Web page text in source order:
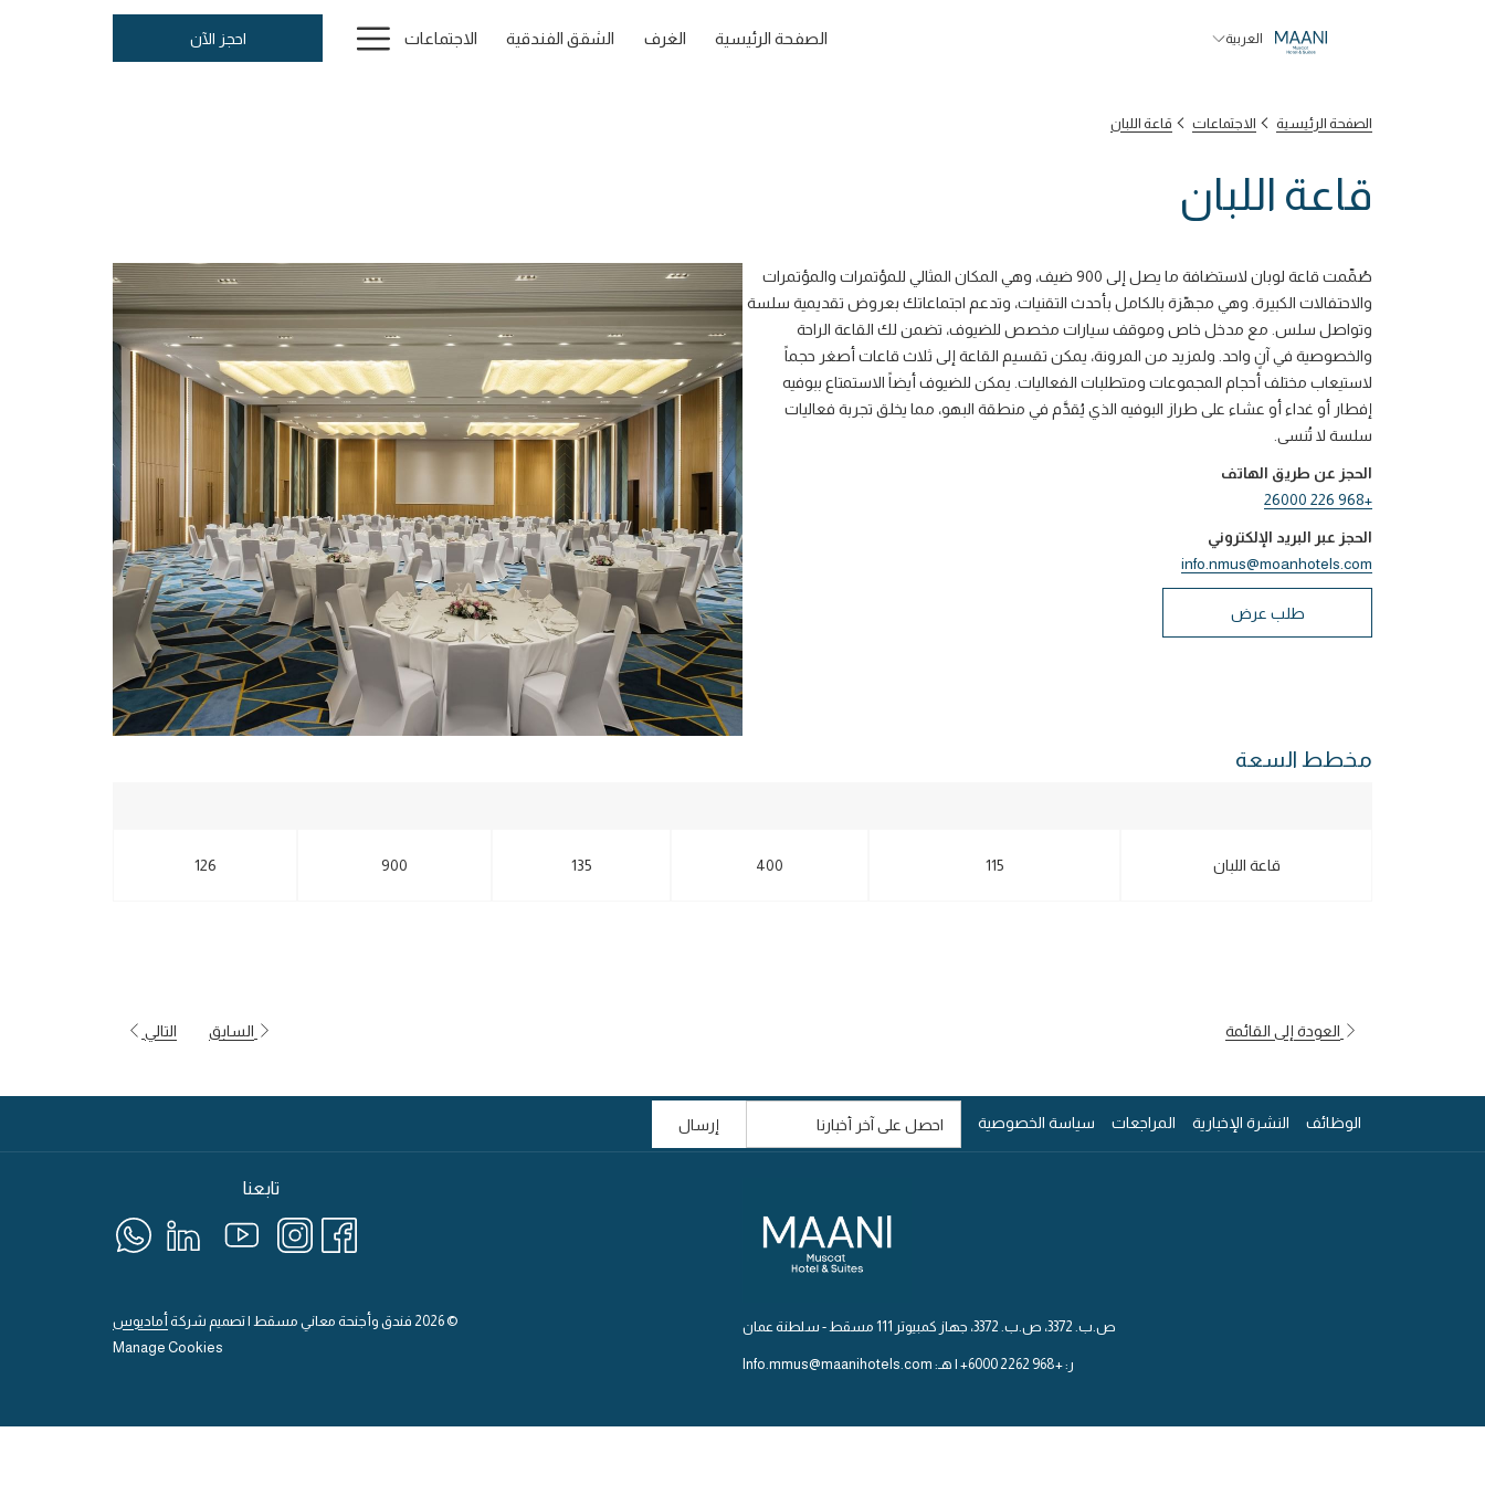
العربية الصفحة الرئيسية الغرف الشقق الفندقية الاجتماعات Hamburger
Menu
احجز الآن
الصفحة الرئيسية الاجتماعات قاعة اللبان
قاعة اللبان
صُمِّمت قاعة لوبان لاستضافة ما يصل إلى 900 ضيف، وهي المكان المثالي للمؤتمرات والمؤتمرات
والاحتفالات الكبيرة. وهي مجهّزة بالكامل بأحدث التقنيات، وتدعم اجتماعاتك بعروض تقديمية سلسة
وتواصل سلس. مع مدخل خاص وموقف سيارات مخصص للضيوف، تضمن لك القاعة الراحة
والخصوصية في آنٍ واحد. ولمزيد من المرونة، يمكن تقسيم القاعة إلى ثلاث قاعات أصغر حجماً
لاستيعاب مختلف أحجام المجموعات ومتطلبات الفعاليات. يمكن للضيوف أيضاً الاستمتاع ببوفيه
إفطار أو غداء أو عشاء على طراز البوفيه الذي يُقدَّم في منطقة البهو، مما يخلق تجربة فعاليات
سلسة لا تُنسى.
الحجز عن طريق الهاتف
+968 226 26000
الحجز عبر البريد الإلكتروني
info.nmus@moanhotels.com
طلب عرض
مخطط السعة
قاعة اللبان 115
400
135
900
126
العودة إلى القائمة السابق التالي
الوظائف النشرة الإخبارية المراجعاتيفتح
في
سياسة الخصوصية إرسال
تابعنا
©
2026 فندق وأجنحة معاني مسقط | تصميم شركة أماديوس
Manage Cookies
ص.ب. 3372، ص.ب. 3372، جهاز كمبيوتر 111 مسقط - سلطنة عمان
ر: +968 2262 6000+ | هـ: Info.mmus@maanihotels.com